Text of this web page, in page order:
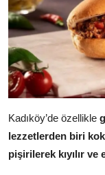
Kadıköy’de özellikle
lezzetlerden biri
pişirilerek kıyılır ve